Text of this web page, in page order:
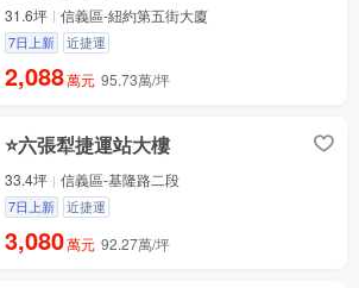
31.6坪 信義區-紐約第五街大廈
7日上新 近捷運
2,088萬元 95.73萬/坪
⭐六張犁捷運站大樓
33.4坪 信義區-基隆路二段
7日上新 近捷運
3,080萬元 92.27萬/坪